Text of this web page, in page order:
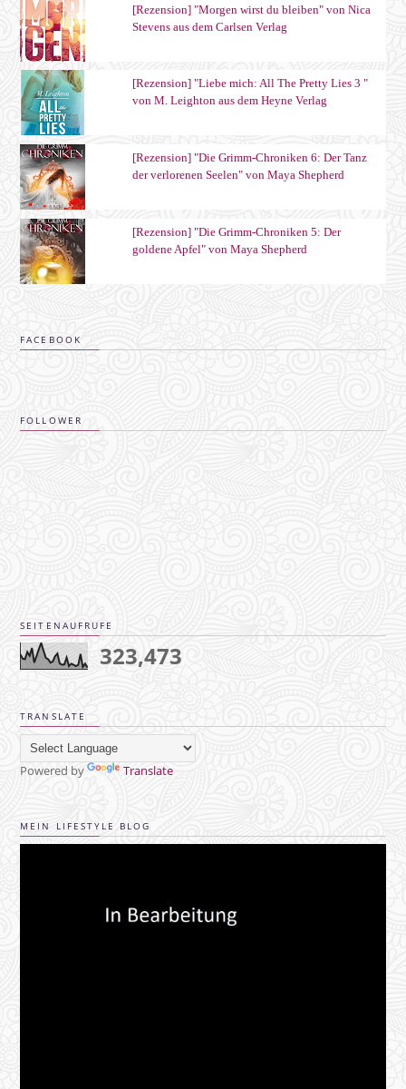
[Rezension] "Morgen wirst du bleiben" von Nica
Stevens aus dem Carlsen Verlag
[Rezension] "Liebe mich: All The Pretty Lies 3 "
von M. Leighton aus dem Heyne Verlag
[Rezension] "Die Grimm-Chroniken 6: Der Tanz
der verlorenen Seelen" von Maya Shepherd
[Rezension] "Die Grimm-Chroniken 5: Der
goldene Apfel" von Maya Shepherd
FACEBOOK
FOLLOWER
SEITENAUFRUFE
323,473
TRANSLATE
Powered by Translate
MEIN LIFESTYLE BLOG